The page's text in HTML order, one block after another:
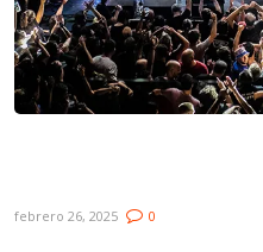
febrero 26, 2025 0